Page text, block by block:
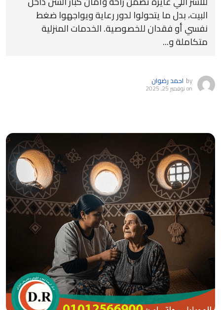
البيت، بدل ما يتحولوا لدور رعاية ويواجهوا ضغط
نفسي أو فقدان للخصوصية. الخدمات المنزلية
متكاملة و...
by احمد رضوان
onنوفمبر 25, 2025